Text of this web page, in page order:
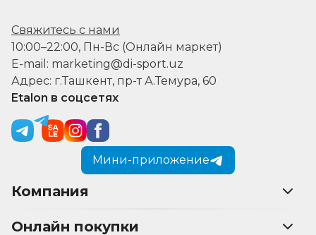
Свяжитесь с нами
10:00–22:00, Пн-Вс (Онлайн маркет)
E-mail: marketing@di-sport.uz
Адрес: г.Ташкент, пр-т А.Темура, 60
Etalon в соцсетях
Мини-приложение
Компания
Онлайн покупки